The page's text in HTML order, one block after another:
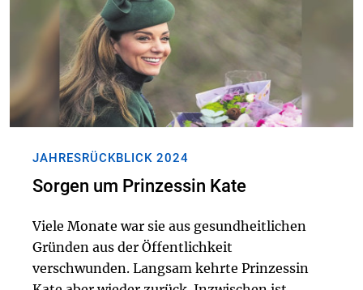
JAHRESRÜCKBLICK 2024
Sorgen um Prinzessin Kate
Viele Monate war sie aus gesundheitlichen
Gründen aus der Öffentlichkeit
verschwunden. Langsam kehrte Prinzessin